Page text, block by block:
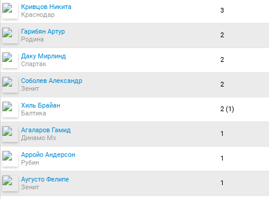
Кривцов Никита
Краснодар
3
Гарибян Артур
Родина
2
Даку Мирлинд
Спартак
2
Соболев Александр
Зенит
2
Хиль Брайан
Балтика
2 (1)
Агаларов Гамид
Динамо Мх
1
Арройо Андерсон
Рубин
1
Аугусто Фелипе
Зенит
1